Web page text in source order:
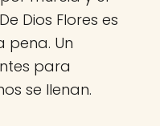
Dios Flores es
pena. Un
para
se llenan.